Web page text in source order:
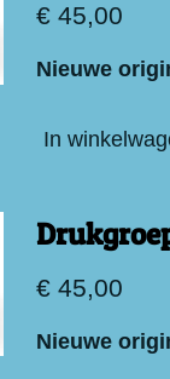
€ 45,00
Nieuwe
In
€ 45,00
Nieuwe